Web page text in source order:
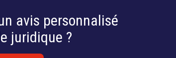
avis personnalisé
juridique ?